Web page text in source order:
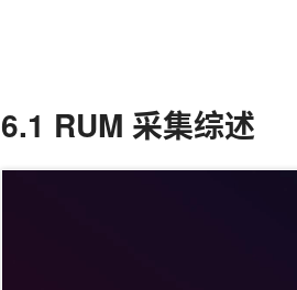
6.1 RUM 采集综述